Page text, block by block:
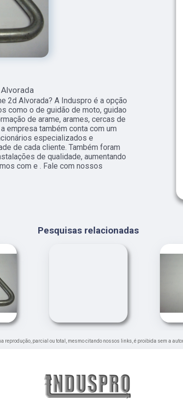
2d Alvorada? A Induspro é a opção
como o de guidão de moto, guidao
de arame, arames, cercas de
empresa também conta com um
especializados e
de cada cliente. Também foram
de qualidade, aumentando
com e . Fale com nossos
Pesquisas relacionadas
reprodução, parcial ou total, mesmo citando nossos links, é proibida sem a